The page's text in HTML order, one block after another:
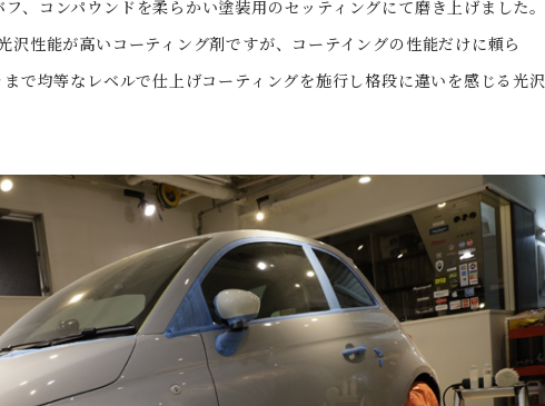
、コンパウンドを柔らかい塗装用のセッティングにて磨き上げました。
沢性能が高いコーティング剤ですが、コーテイングの性能だけに頼ら
で均等なレベルで仕上げコーティングを施行し格段に違いを感じる光沢